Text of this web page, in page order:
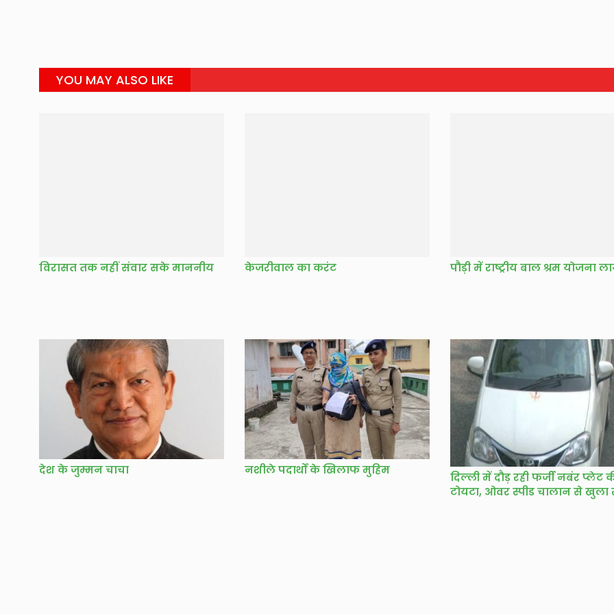
YOU MAY ALSO LIKE
विरासत तक नहीं संवार सके माननीय केजरीवाल का करंट पौड़ी में राष्ट्रीय बाल श्रम योजना
देश के जुम्मन चाचा नशीले पदार्थों के खिलाफ मुहिम
दिल्ली में दौड़ रही फर्जी नबंर प्लेट
टोयटा, ओवर स्पीड चालान से खुला